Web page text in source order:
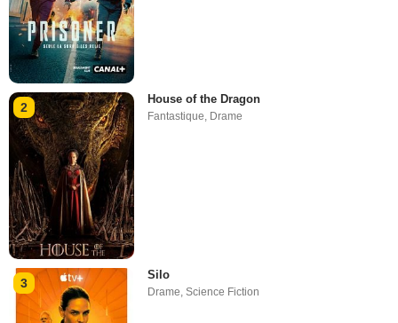
2
House of the Dragon
Fantastique, Drame
3
Silo
Drame,Science Fiction